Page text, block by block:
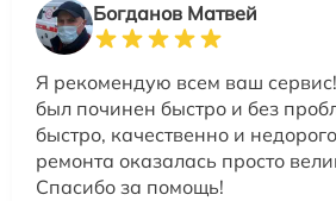
Богданов Матвей
Я рекомендую всем ваш
был починен быстро и без
быстро, качественно и
ремонта оказалась просто
Спасибо за помощь!